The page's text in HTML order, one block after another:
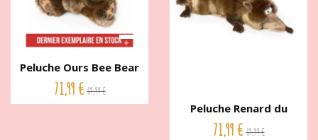
Peluche Ours Bee Bear
Buddy...
71,99 € 89,99 €
Peluche Renard du
désert...
71,99 € 89,99 €